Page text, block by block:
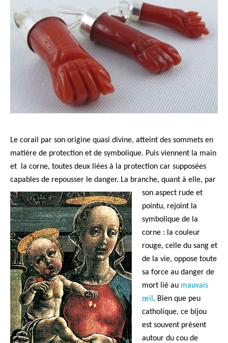
Le corail par son origine quasi divine, atteint des sommets en
matière de protection et de symbolique. Puis viennent la main
et la corne, toutes deux liées à la protection car supposées
capables de repousser le danger. La branche, quant à elle, par
son aspect rude et
pointu, rejoint la
symbolique de la
corne : la couleur
rouge, celle du sang et
de la vie, oppose toute
sa force au danger de
mort lié au mauvais
œil . Bien que peu
catholique, ce bijou
est souvent présent
autour du cou de